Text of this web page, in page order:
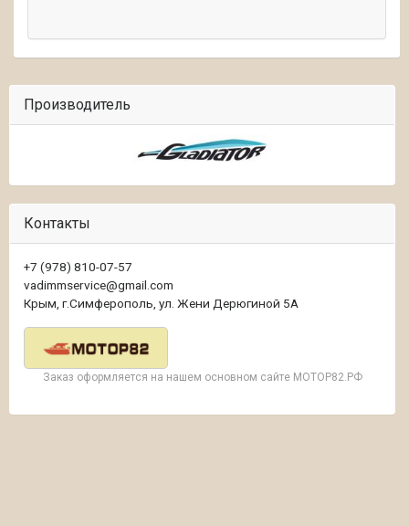
Производитель
Контакты
+7 (978) 810-07-57
vadimmservice@gmail.com
Крым, г.Симферополь, ул. Жени Дерюгиной 5А
Заказ оформляется на нашем основном сайте МОТОР82.РФ